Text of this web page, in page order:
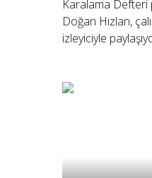
Karalama Defteri
Doğan Hızlan,
izleyiciyle